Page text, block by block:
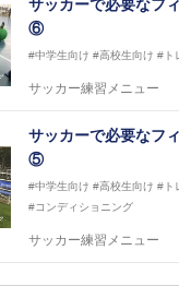
サッカーで必要なフ
⑥
#中学生向け #高校生向け #ト
サッカー練習メニュー
サッカーで必要なフ
⑤
#中学生向け #高校生向け #ト
#コンディショニング
サッカー練習メニュー